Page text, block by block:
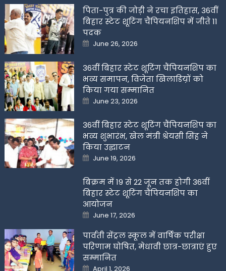
पिता-पुत्र की जोड़ी ने रचा इतिहास, 36वीं
बिहार स्टेट शूटिंग चैंपियनशिप में जीते 11
पदक
Posted
on
June 26, 2026
36वीं बिहार स्टेट शूटिंग चैंपियनशिप का
भव्य समापन, विजेता खिलाडिय़ों को
किया गया सम्मानित
Posted
on
June 23, 2026
36वीं बिहार स्टेट शूटिंग चैंपियनशिप का
भव्य शुभारंभ, खेल मंत्री श्रेयसी सिंह ने
किया उद्घाटन
Posted
on
June 19, 2026
बिक्रम में 19 से 22 जून तक होगी 36वीं
बिहार स्टेट शूटिंग चैंपियनशिप का
आयोजन
Posted
on
June 17, 2026
पार्वती सेंट्रल स्कूल में वार्षिक परीक्षा
परिणाम घोषित, मेधावी छात्र-छात्राएं हुए
सम्मानित
Posted
April 1, 2026